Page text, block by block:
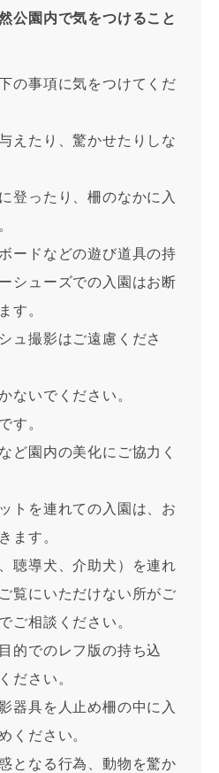
公園内で気をつけること
の事項に気をつけてくだ
えたり、驚かせたりしな
登ったり、柵のなかに入
ードなどの遊び道具の持
シューズでの入園はお断
す。
ュ撮影はご遠慮くださ
ないでください。
す。
ど園内の美化にご協力く
トを連れての入園は、お
ます。
聴導犬、介助犬）を連れ
覧にいただけない所がご
ご相談ください。
的でのレフ版の持ち込
ださい。
器具を人止め柵の中に入
ください。
となる行為、動物を驚か